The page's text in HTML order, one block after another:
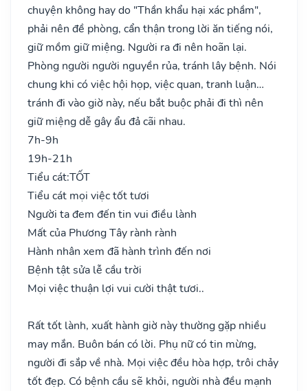
chuyện không hay do "Thần khẩu hại xác phầm",
phải nên đề phòng, cẩn thận trong lời ăn tiếng nói,
giữ mồm giữ miệng. Người ra đi nên hoãn lại.
Phòng người người nguyền rủa, tránh lây bệnh. Nói
chung khi có việc hội họp, việc quan, tranh luận…
tránh đi vào giờ này, nếu bắt buộc phải đi thì nên
giữ miệng dễ gây ẩu đả cãi nhau.
7h-9h
19h-21h
Tiểu cát:TỐT
Tiểu cát mọi việc tốt tươi
Người ta đem đến tin vui điều lành
Mất của Phương Tây rành rành
Hành nhân xem đã hành trình đến nơi
Bệnh tật sửa lễ cầu trời
Mọi việc thuận lợi vui cười thật tươi..
Rất tốt lành, xuất hành giờ này thường gặp nhiều
may mắn. Buôn bán có lời. Phụ nữ có tin mừng,
người đi sắp về nhà. Mọi việc đều hòa hợp, trôi chảy
tốt đẹp. Có bệnh cầu sẽ khỏi, người nhà đều mạnh